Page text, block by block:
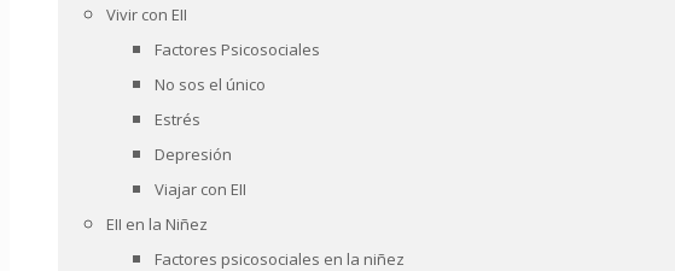
Vivir con EII
Factores Psicosociales
No sos el único
Estrés
Depresión
Viajar con EII
EII en la Niñez
Factores psicosociales en la niñez